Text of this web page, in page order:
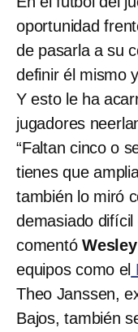
oportunidad
de pasarla a su
definir él mismo
Y esto le ha
jugadores
“Faltan cinco o
tienes que
también lo miró
demasiado difícil
comentó
equipos como el
Theo Janssen,
Bajos, también